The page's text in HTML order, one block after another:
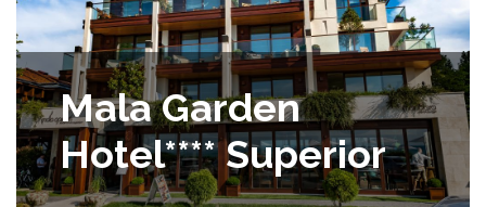
Mala Garden
Hotel**** Superior